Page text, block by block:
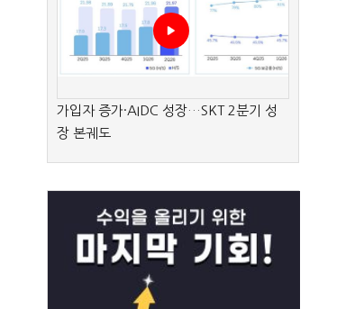
가입자 증가·AIDC 성장…SKT 2분기 성
장 본궤도